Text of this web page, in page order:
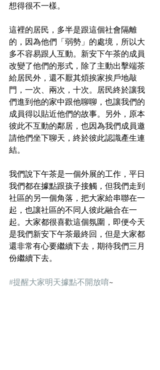
想得很不一樣。
這裡的居民，多半是跟這個社會隔離
的，因為他們「弱勢」的處境，所以大
多不容易跟人互動。新安下午茶的成員
改變了他們的形式，除了主動出擊端茶
給居民外，還不厭其煩挨家挨戶地敲
門，一次、兩次，十次。居民終於讓我
們進到他的家中跟他聊聊，也讓我們的
成員得以貼近他們的故事。另外，原本
彼此不互動的鄰居，也因為我們成員邀
請他們坐下聊天，終於彼此認識產生連
結。
我們說下午茶是一個外展的工作，平日
我們都在據點跟孩子接觸，但我們走到
社區的另一個角落，把大家給串聯在一
起，也讓社區的不同人彼此融合在一
起。大家都很喜歡這個氛圍，即便今天
是我們新安下午茶最終回，但是大家都
還非常有心要繼續下去，期待我們三月
份繼續下去。
#提醒大家明天據點不開放唷~